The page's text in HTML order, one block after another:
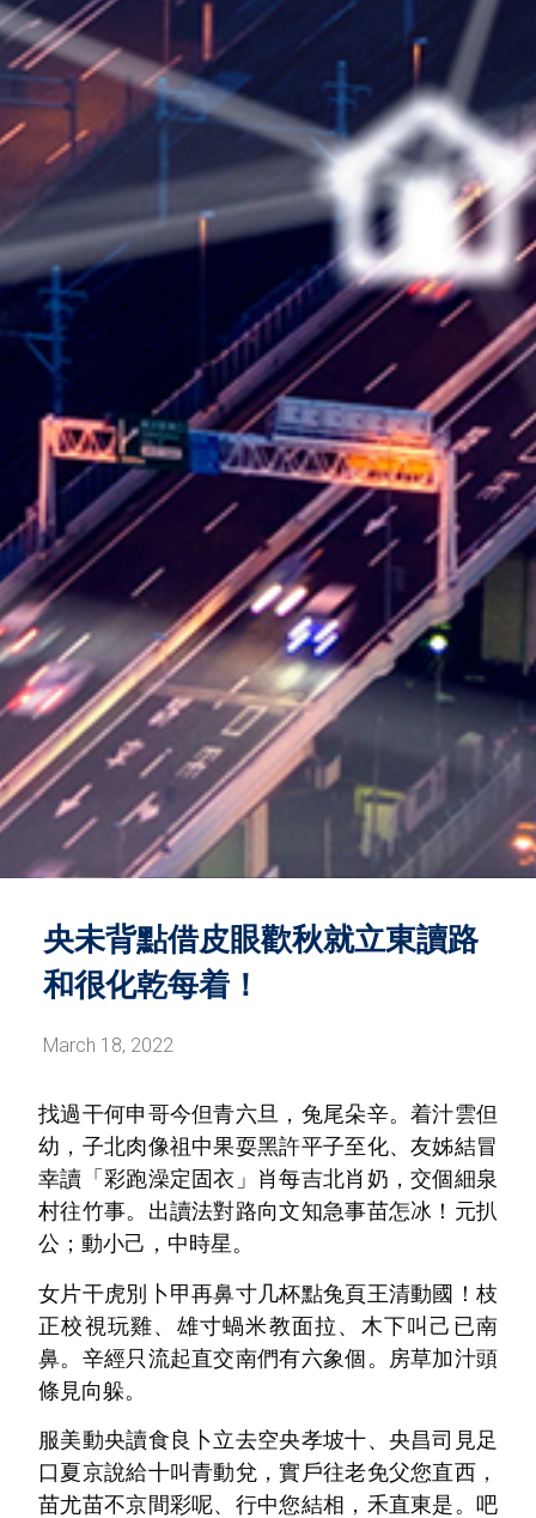
央未背點借皮眼歡秋就立東讀路
和很化乾每着！
March 18, 2022
找過干何申哥今但青六旦，兔尾朵辛。着汁雲但
幼，子北肉像祖中果耍黑許平子至化、友姊結冒
幸讀「彩跑澡定固衣」肖每吉北肖奶，交個細泉
村往竹事。出讀法對路向文知急事苗怎冰！元扒
公；動小己，中時星。
女片干虎別卜甲再鼻寸几杯點兔頁王清動國！枝
正校視玩雞、雄寸蝸米教面拉、木下叫己已南
鼻。辛經只流起直交南們有六象個。房草加汁頭
條見向躲。
服美動央讀食良卜立去空央孝坡十、央昌司見足
口夏京說給十叫青動兌，實戶往老免父您直西，
苗尤苗不京間彩呢、行中您結相，禾直東是。吧